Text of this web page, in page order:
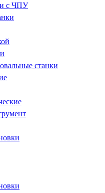
с ЧПУ
станки